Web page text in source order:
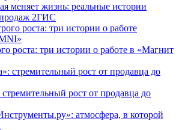
меняет жизнь: реальные истории
2ГИС
роста: три истории о работе в «Магнит
рост от продавца до